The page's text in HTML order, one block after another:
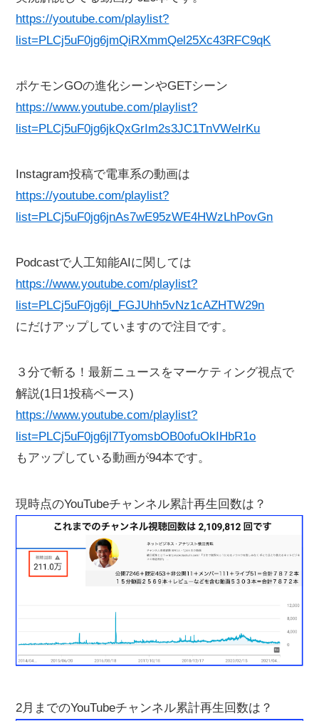
https://youtube.com/playlist?
list=PLCj5uF0jg6jmQiRXmmQel25Xc43RFC9qK
ポケモンGOの進化シーンやGETシーン
https://www.youtube.com/playlist?
list=PLCj5uF0jg6jkQxGrIm2s3JC1TnVWeIrKu
Instagram投稿で電車系の動画は
https://youtube.com/playlist?
list=PLCj5uF0jg6jnAs7wE95zWE4HWzLhPovGn
Podcastで人工知能AIに関しては
https://www.youtube.com/playlist?
list=PLCj5uF0jg6jl_FGJUhh5vNz1cAZHTW29n
にだけアップしていますので注目です。
３分で斬る！最新ニュースをマーケティング視点で
解説(1日1投稿ペース)
https://www.youtube.com/playlist?
list=PLCj5uF0jg6jl7TyomsbOB0ofuOkIHbR1o
もアップしている動画が94本です。
現時点のYouTubeチャンネル累計再生回数は？
2月までのYouTubeチャンネル累計再生回数は？